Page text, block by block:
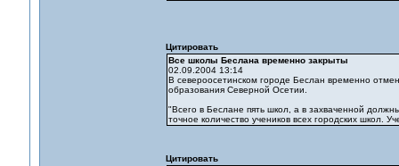
Цитировать
Все школы Беслана временно закрыты
02.09.2004 13:14
В североосетинском городе Беслан временно
образования Северной Осетии.
"Всего в Беслане пять школ, а в захваченной
точное количество учеников всех городских школ.
Цитировать